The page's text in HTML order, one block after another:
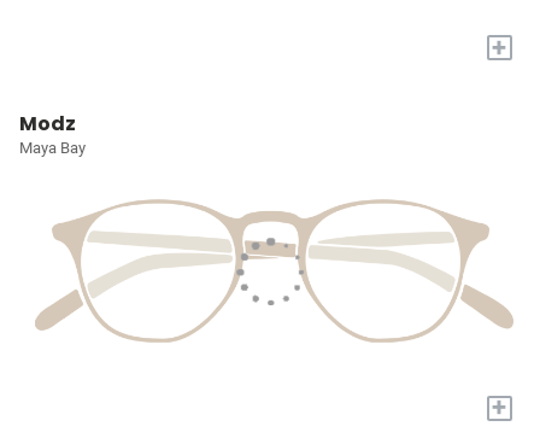
+
Modz
Maya Bay
+